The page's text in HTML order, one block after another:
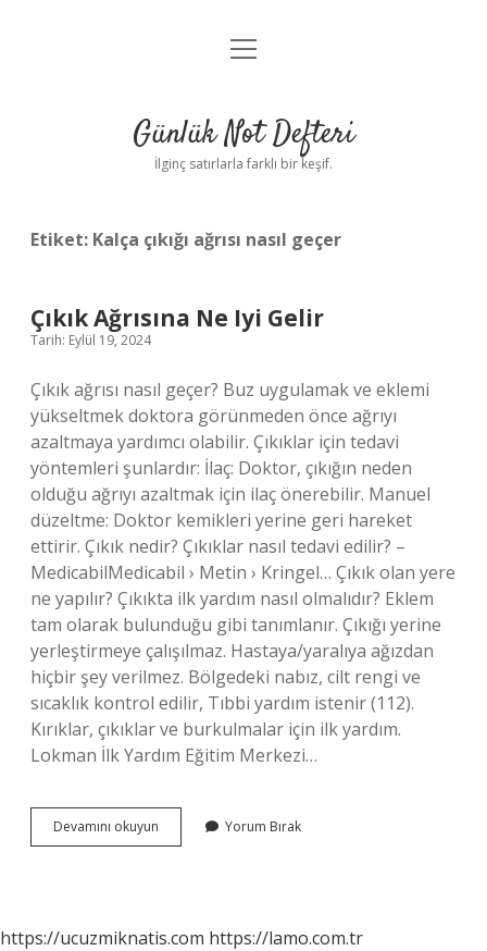
Anasayfa
Yasal Uyarı
menüyü
Günlük Not Defteri
İlginç satırlarla farklı bir keşif.
Etiket: Kalça çıkığı ağrısı nasıl geçer
Çıkık Ağrısına Ne Iyi Gelir
Tarih: Eylül 19, 2024
Çıkık ağrısı nasıl geçer? Buz uygulamak ve eklemi
yükseltmek doktora görünmeden önce ağrıyı
azaltmaya yardımcı olabilir. Çıkıklar için tedavi
yöntemleri şunlardır: İlaç: Doktor, çıkığın neden
olduğu ağrıyı azaltmak için ilaç önerebilir. Manuel
düzeltme: Doktor kemikleri yerine geri hareket
ettirir. Çıkık nedir? Çıkıklar nasıl tedavi edilir? –
MedicabilMedicabil › Metin › Kringel… Çıkık olan yere
ne yapılır? Çıkıkta ilk yardım nasıl olmalıdır? Eklem
tam olarak bulunduğu gibi tanımlanır. Çıkığı yerine
yerleştirmeye çalışılmaz. Hastaya/yaralıya ağızdan
hiçbir şey verilmez. Bölgedeki nabız, cilt rengi ve
sıcaklık kontrol edilir, Tıbbi yardım istenir (112).
Kırıklar, çıkıklar ve burkulmalar için ilk yardım.
Lokman İlk Yardım Eğitim Merkezi…
Devamını okuyun
Ağrısına
Yorum Bırak
https://ucuzmiknatis.com https://lamo.com.tr